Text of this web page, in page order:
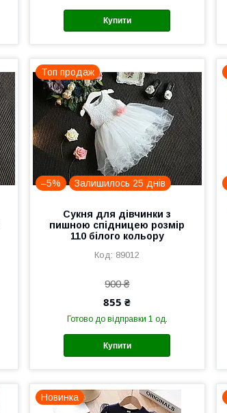
Купити
Топ продаж
–5% Залишилось 25 днів
Сукня для дівчинки з
пишною спідницею розмір
110 білого кольору
89012
900 ₴
855 ₴
Готово до відправки 1 од.
Купити
Новинка